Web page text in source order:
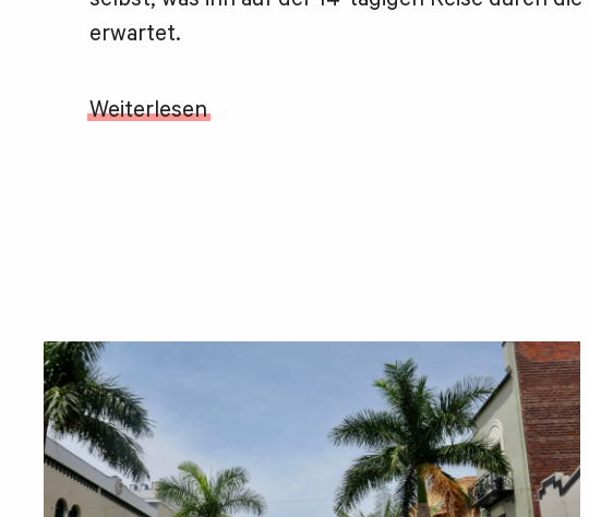
erwartet.
Weiterlesen